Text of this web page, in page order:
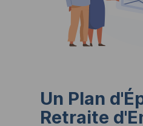
Un Plan
Retraite